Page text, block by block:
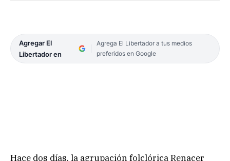
Agregar El
Libertador en
Agrega El Libertador a tus medios
preferidos en Google
Hace dos días, la agrupación folclórica Renacer